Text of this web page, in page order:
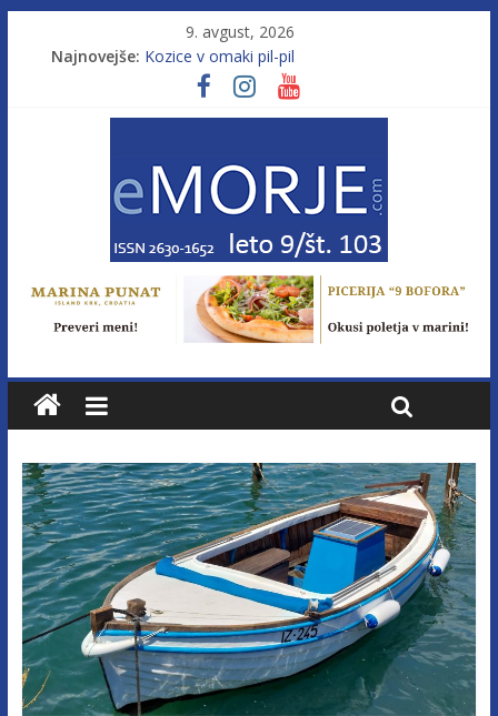
9. avgust, 2026
Najnovejše: Kozice v omaki pil-pil
Leto 9, št. 103; Licenca brez morja
Od morja do gorja 11